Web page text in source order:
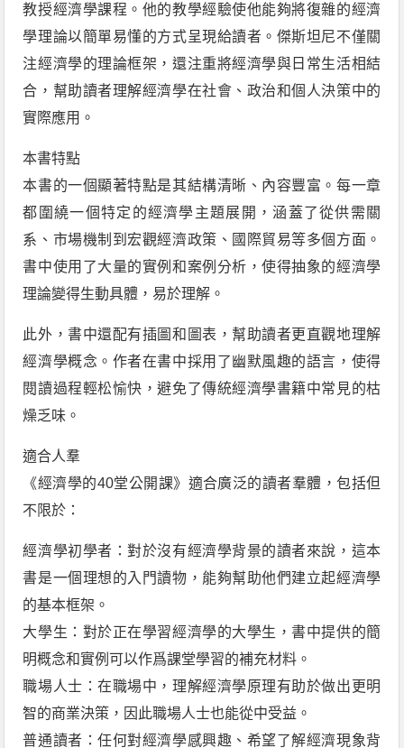
教授經濟學課程。他的教學經驗使他能夠將復雜的經濟
學理論以簡單易懂的方式呈現給讀者。傑斯坦尼不僅關
注經濟學的理論框架，還注重將經濟學與日常生活相結
合，幫助讀者理解經濟學在社會、政治和個人決策中的
實際應用。
本書特點
本書的一個顯著特點是其結構清晰、內容豐富。每一章
都圍繞一個特定的經濟學主題展開，涵蓋了從供需關
系、市場機制到宏觀經濟政策、國際貿易等多個方面。
書中使用了大量的實例和案例分析，使得抽象的經濟學
理論變得生動具體，易於理解。
此外，書中還配有插圖和圖表，幫助讀者更直觀地理解
經濟學概念。作者在書中採用了幽默風趣的語言，使得
閱讀過程輕松愉快，避免了傳統經濟學書籍中常見的枯
燥乏味。
適合人羣
《經濟學的40堂公開課》適合廣泛的讀者羣體，包括但
不限於：
經濟學初學者：對於沒有經濟學背景的讀者來說，這本
書是一個理想的入門讀物，能夠幫助他們建立起經濟學
的基本框架。
大學生：對於正在學習經濟學的大學生，書中提供的簡
明概念和實例可以作爲課堂學習的補充材料。
職場人士：在職場中，理解經濟學原理有助於做出更明
智的商業決策，因此職場人士也能從中受益。
普通讀者：任何對經濟學感興趣、希望了解經濟現象背